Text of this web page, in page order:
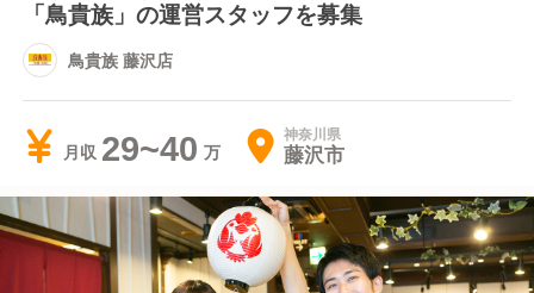
「鳥貴族」の運営スタッフを募集
鳥貴族 藤沢店
月収 29~40 神奈川県
藤沢市